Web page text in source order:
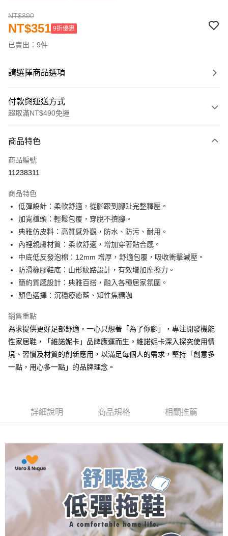
NT$390
NT$351 9折優惠
已賣出：9件
請選擇商品選項
付款與運送方式
超取滿NT$490免運
信用卡一次付款
超商取貨付款
Apple Pay
街口支付
悠遊付
Google Pay
AFTEE先享後付
相關說明
AFTEE先享後付是「在收到商品之後才付款」的支付方式。 讓您購物簡單
便利好安心！
１．簡單：不需註冊會員、不需綁卡、不需儲值。
２．便利：只要手機號碼，簡訊認證，即可結帳。
【「AFTEE先享後付」結帳流程】
ATM／網路銀行／等多元方式進行付款，方視為交易完成。
※ 交易是否成功請以「AFTEE先享後付 」之結帳頁面顯示為準，若有關於
是否繳費成功／繳費後需取消欲退款等相關疑問，請聯繫「AFTEE先享後付
客戶支援中心」
https://netprotections.freshdesk.com/support/home
１．透過由恩沛科技股份有限公司提供之「AFTEE先享後付」服務完成之交
易，需依本服務之必要範圍內提供個人資料，並將交易相關給付款項請求債
權轉讓予恩沛科技股份有限公司。
２．關於個人資料處理事宜，請瀏覽以下網址：
https://aftee.tw/terms/#terms3
全家取貨付款
每筆NT$80，滿NT$490(含以上)免運費
7-11取貨付款
付款後 7-11取貨
每筆NT$80，滿NT$490(含以上)免運費
每筆NT$80，滿NT$490(含以上)免運費
離島宅配
每筆NT$150，滿NT$800(含以上)免運費
商品特色
商品編號
11238311
商品特色
低彈設計：柔軟舒適，從腳跟到腳趾完整釋壓。
加寬楦頭：輕鬆包覆，穿脫不擠腳。
典雅仿皮料：高質感外觀，防水、防污、耐用。
內裡親膚材質：柔軟舒適，增加穿著貼合感。
中底低反發泡棉：12mm 增厚，舒適包覆，吸收衝擊減壓。
防滑橡膠鞋底：山形紋路設計，有效增加摩擦力。
簡約質感設計：典雅百搭，融入各種居家氛圍。
顏色選擇：沉穩療癒藍、知性焦糖咖
銷售重點
為求提供更好足部舒適，一心只想著「為了你腳」，專注開發機能
性家居鞋，「維諾妮卡」品牌應運而生。維諾妮卡深入探究使用情
境、習慣及材質的創新應用，以滿足每個人的需求，堅持「創意多
一點，用心多一點」的品牌理念。
詳細說明 商品規格 相關推薦